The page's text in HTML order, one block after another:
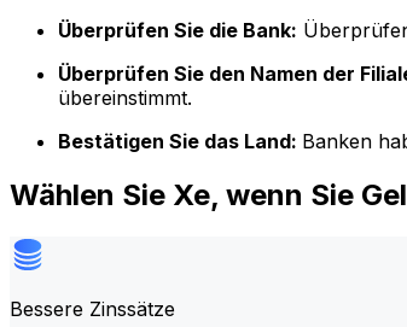
Überprüfen Sie die Bank:
Überprüfen Sie den Namen der
übereinstimmt.
Bestätigen Sie das Land: Banken
Wählen Sie Xe, wenn Sie
Bessere Zinssätze